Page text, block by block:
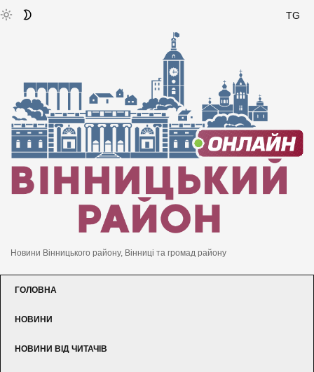
TG
Новини Вінницького району, Вінниці та громад району
ГОЛОВНА
НОВИНИ
НОВИНИ ВІД ЧИТАЧІВ